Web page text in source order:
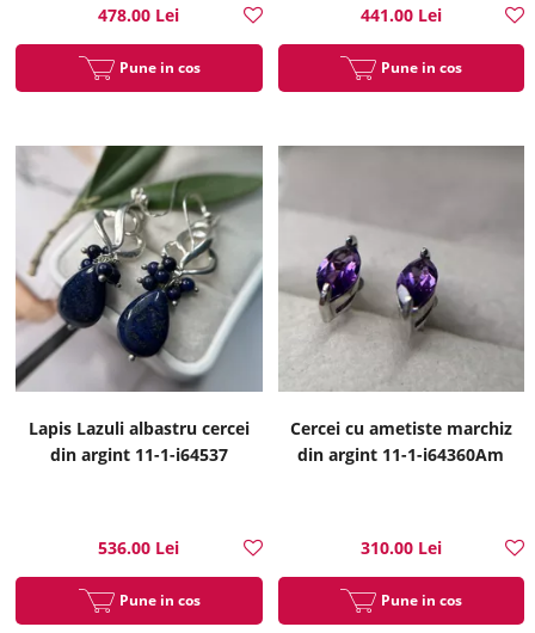
478.00 Lei
Pune in cos
441.00 Lei
Pune in cos
Lapis Lazuli albastru cercei
din argint 11-1-i64537
536.00 Lei
Pune in cos
Cercei cu ametiste marchiz
din argint 11-1-i64360Am
310.00 Lei
Pune in cos